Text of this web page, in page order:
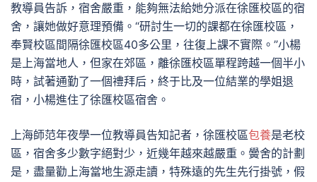
教導員告訴，宿舍嚴重，能夠無法給她分派在徐匯校區的宿
舍，讓她做好意理預備。“研討生一切的課都在徐匯校區，
奉賢校區間隔徐匯校區40多公里，往復上課不實際。”小楊
是上海當地人，但家在郊區，離徐匯校區單程跨越一個半小
時，試著通勤了一個禮拜后，終于比及一位結業的學姐退
宿，小楊進住了徐匯校區宿舍。
上海師范年夜學一位教導員告知記者，徐匯校區包養是老校
區，宿舍多少數字絕對少，近幾年越來越嚴重。黌舍的計劃
是，盡量勸上海當地生源走讀，特殊遠的先生先行掛號，假